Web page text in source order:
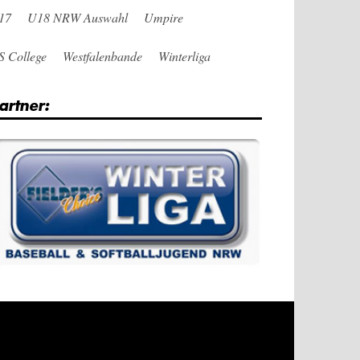
U18 NRW Auswahl Umpire
College Westfalenbande Winterliga